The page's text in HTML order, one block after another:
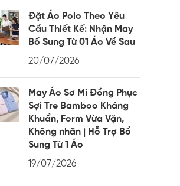
Đặt Áo Polo Theo Yêu
Cầu Thiết Kế: Nhận May
Bổ Sung Từ 01 Áo Về Sau
20/07/2026
May Áo Sơ Mi Đồng Phục
Sợi Tre Bamboo Kháng
Khuẩn, Form Vừa Vặn,
Không nhăn | Hỗ Trợ Bổ
Sung Từ 1 Áo
19/07/2026